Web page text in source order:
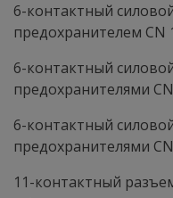
6-контактный
предохранителем CN 1
6-контактный
предохранителями CN
6-контактный
предохранителями CN
11-контактный разъем